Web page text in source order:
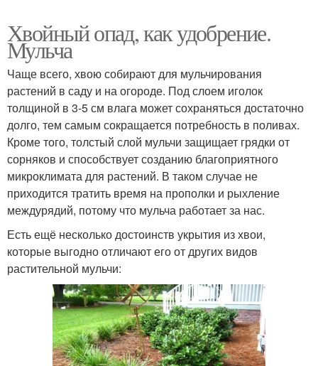
Хвойный опад, как удобрение.
Мульча
Чаще всего, хвою собирают для мульчирования
растений в саду и на огороде. Под слоем иголок
толщиной в 3-5 см влага может сохраняться достаточно
долго, тем самым сокращается потребность в поливах.
Кроме того, толстый слой мульчи защищает грядки от
сорняков и способствует созданию благоприятного
микроклимата для растений. В таком случае не
приходится тратить время на прополки и рыхление
междурядий, потому что мульча работает за нас.
Есть ещё несколько достоинств укрытия из хвои,
которые выгодно отличают его от других видов
растительной мульчи: